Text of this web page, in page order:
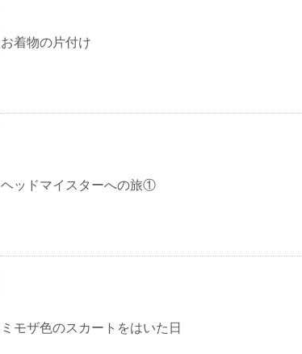
お着物の片付け
ヘッドマイスターへの旅①
ミモザ色のスカートをはいた日